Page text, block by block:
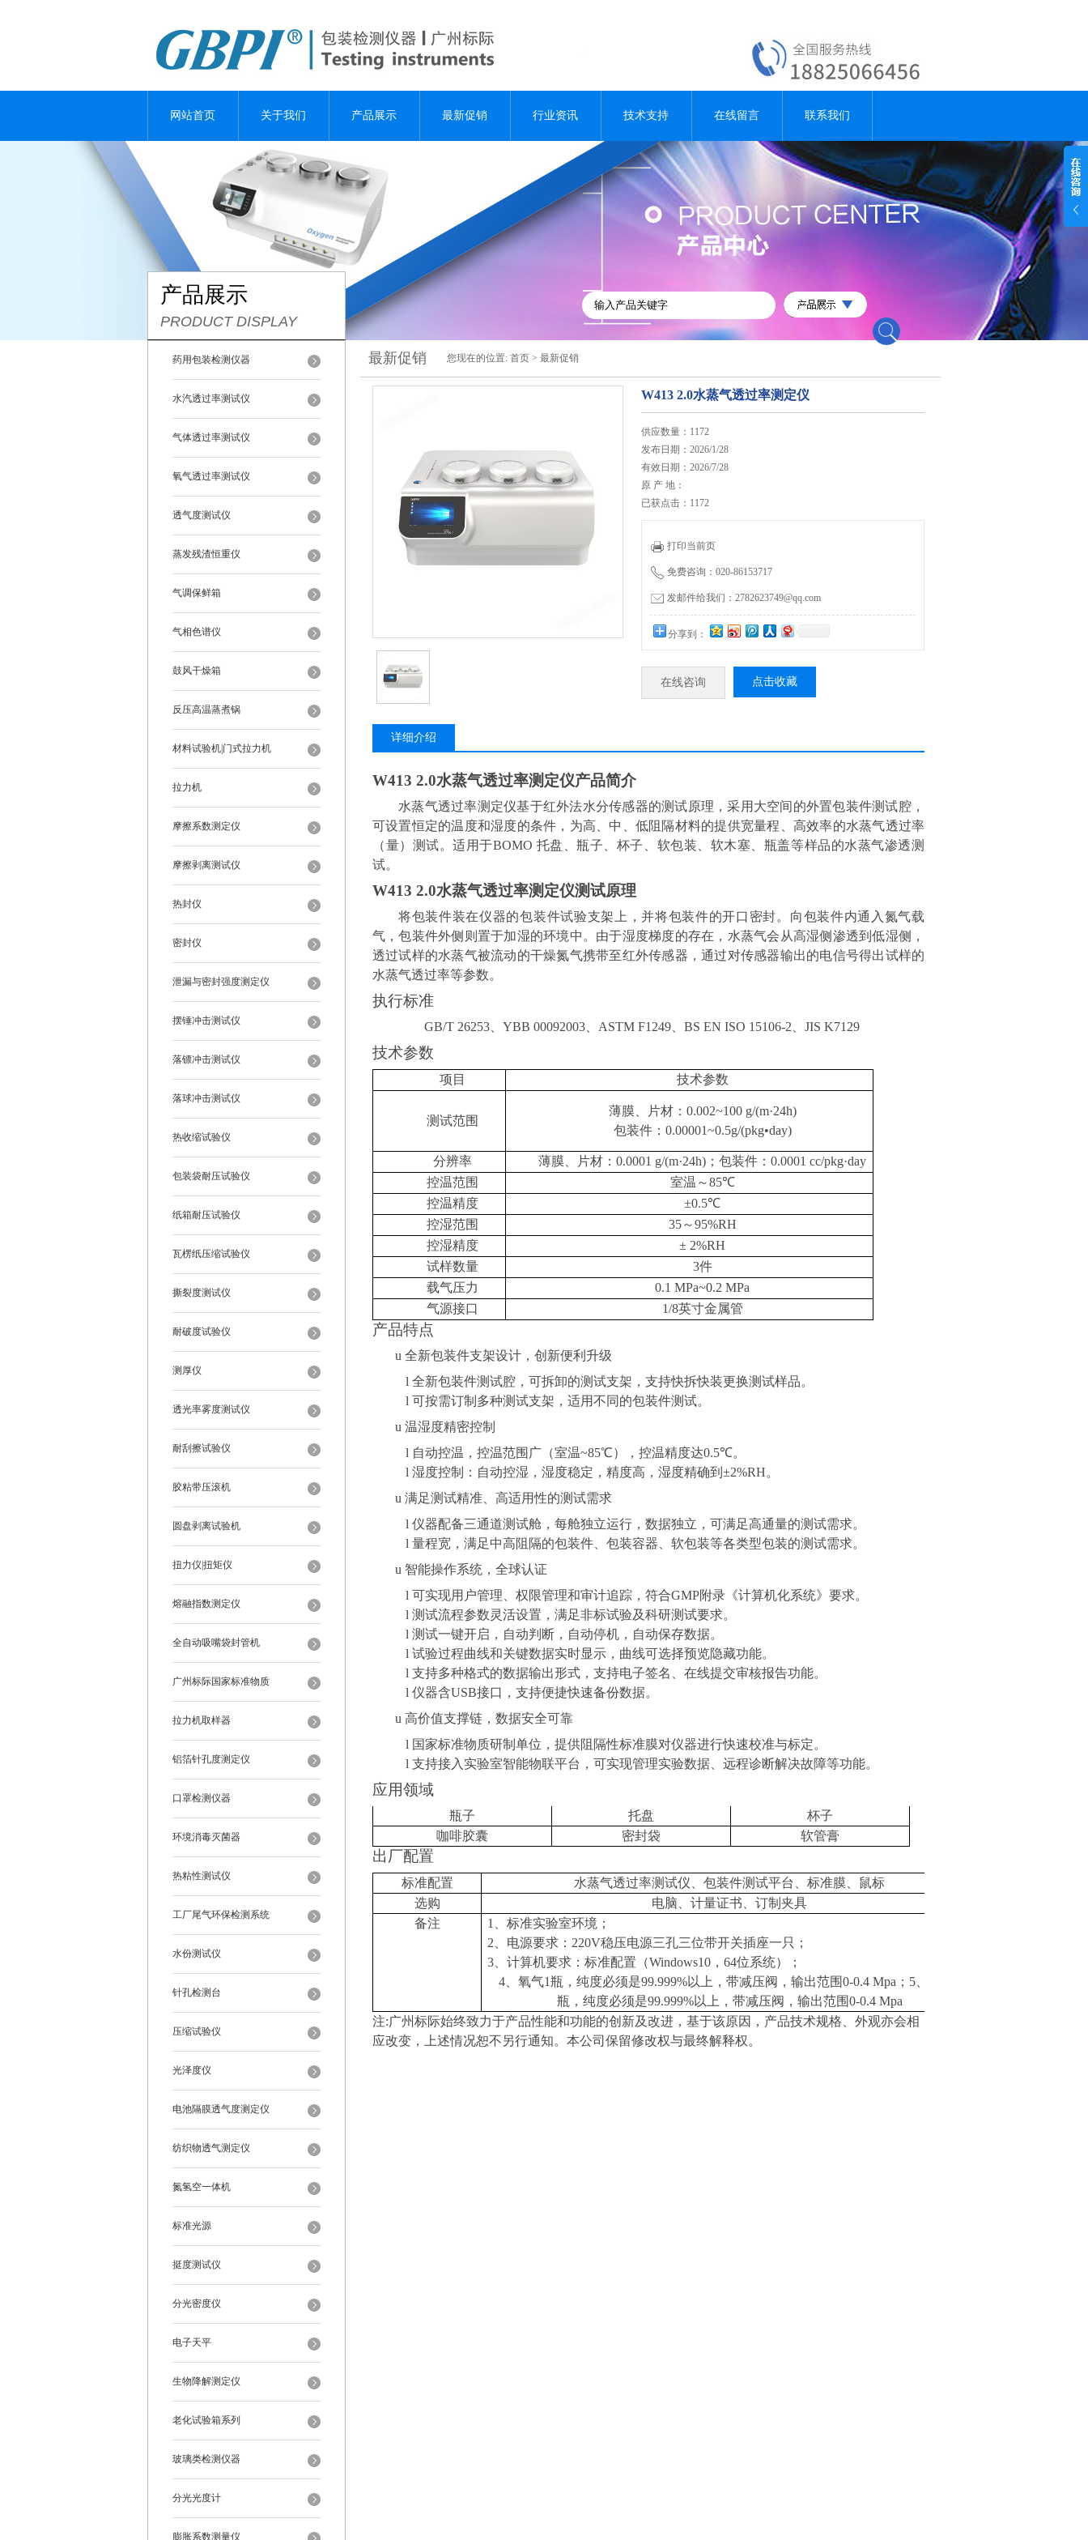
网站首页 关于我们 产品展示 最新促销 行业资讯 技术支持 在线留言 联系我们
产品展示
PRODUCT DISPLAY
药用包装检测仪器
水汽透过率测试仪
气体透过率测试仪
氧气透过率测试仪
透气度测试仪
蒸发残渣恒重仪
气调保鲜箱
气相色谱仪
鼓风干燥箱
反压高温蒸煮锅
材料试验机|门式拉力机
拉力机
摩擦系数测定仪
摩擦剥离测试仪
热封仪
密封仪
泄漏与密封强度测定仪
摆锤冲击测试仪
落镖冲击测试仪
落球冲击测试仪
热收缩试验仪
包装袋耐压试验仪
纸箱耐压试验仪
瓦楞纸压缩试验仪
撕裂度测试仪
耐破度试验仪
测厚仪
透光率雾度测试仪
耐刮擦试验仪
胶粘带压滚机
圆盘剥离试验机
扭力仪|扭矩仪
熔融指数测定仪
全自动吸嘴袋封管机
广州标际国家标准物质
拉力机取样器
铝箔针孔度测定仪
口罩检测仪器
环境消毒灭菌器
热粘性测试仪
工厂尾气环保检测系统
水份测试仪
针孔检测台
压缩试验仪
光泽度仪
电池隔膜透气度测定仪
纺织物透气测定仪
氮氢空一体机
标准光源
挺度测试仪
分光密度仪
电子天平
生物降解测定仪
老化试验箱系列
玻璃类检测仪器
分光光度计
膨胀系数测量仪
最新促销 您现在的位置: 首页 > 最新促销
W413 2.0水蒸气透过率测定仪
供应数量：1172
发布日期：2026/1/28
有效日期：2026/7/28
原 产 地：
已获点击：1172
打印当前页
免费咨询：020-86153717
发邮件给我们：2782623749@qq.com
分享到：
在线咨询 点击收藏
详细介绍
W413 2.0水蒸气透过率测定仪产品简介
水蒸气透过率测定仪基于红外法水分传感器的测试原理，采用大空间的外置包装件测试腔，
可设置恒定的温度和湿度的条件，为高、中、低阻隔材料的提供宽量程、高效率的水蒸气透过率
（量）测试。适用于BOMO 托盘、瓶子、杯子、软包装、软木塞、瓶盖等样品的水蒸气渗透测
试。
W413 2.0水蒸气透过率测定仪测试原理
将包装件装在仪器的包装件试验支架上，并将包装件的开口密封。向包装件内通入氮气载
气，包装件外侧则置于加湿的环境中。由于湿度梯度的存在，水蒸气会从高湿侧渗透到低湿侧，
透过试样的水蒸气被流动的干燥氮气携带至红外传感器，通过对传感器输出的电信号得出试样的
水蒸气透过率等参数。
执行标准
GB/T 26253 YBB 00092003 ASTM F1249 BS EN ISO 15106-2 JIS K7129
技术参数
项目 技术参数
测试范围
薄膜、片材： 0.002~100 g/(m·24h)
包装件： 0.00001~0.5g/(pkg•day)
分辨率 薄膜、片材： 0.0001 g/(m·24h) ；包装件： 0.0001 cc/pkg·day
控温范围
室温～85℃
控温精度
±0.5℃
控湿范围
35～95%RH
控湿精度
± 2%RH
试样数量
3件
载气压力
0.1 MPa~0.2 MPa
气源接口
1/8英寸金属管
产品特点
u 全新包装件支架设计，创新便利升级
l 全新包装件测试腔，可拆卸的测试支架，支持快拆快装更换测试样品。
l 可按需订制多种测试支架，适用不同的包装件测试。
u 温湿度精密控制
l 自动控温，控温范围广（室温~85℃），控温精度达0.5℃。
l 湿度控制：自动控湿，湿度稳定，精度高，湿度精确到±2%RH。
u 满足测试精准、高适用性的测试需求
l 仪器配备三通道测试舱，每舱独立运行，数据独立，可满足高通量的测试需求。
l 量程宽，满足中高阻隔的包装件、包装容器、软包装等各类型包装的测试需求。
u 智能操作系统，全球认证
l 可实现用户管理、权限管理和审计追踪，符合GMP附录《计算机化系统》要求。
l 测试流程参数灵活设置，满足非标试验及科研测试要求。
l 测试一键开启，自动判断，自动停机，自动保存数据。
l 试验过程曲线和关键数据实时显示，曲线可选择预览隐藏功能。
l 支持多种格式的数据输出形式，支持电子签名、在线提交审核报告功能。
l 仪器含USB接口，支持便捷快速备份数据。
u 高价值支撑链，数据安全可靠
l 国家标准物质研制单位，提供阻隔性标准膜对仪器进行快速校准与标定。
l 支持接入实验室智能物联平台，可实现管理实验数据、远程诊断解决故障等功能。
应用领域
瓶子 托盘
杯子
咖啡胶囊
密封袋 软管膏
出厂配置
标准配置
水蒸气透过率测试仪、包装件测试平台、标准膜、鼠标
选购
电脑、计量证书、订制夹具
备注
1
、标准实验室环境；
2 、电源要求： 220V稳压电源三孔三位带开关插座一只；
3 、计算机要求：标准配置（Windows10 ， 64位系统）；
4、氧气1瓶，纯度必须是99.999%以上，带减压阀，输出范围0-0.4 Mpa ； 5、氮气
瓶，纯度必须是99.999%以上，带减压阀，输出范围0-0.4 Mpa
注:广州标际始终致力于产品性能和功能的创新及改进，基于该原因，产品技术规格、外观亦会相
应改变，上述情况恕不另行通知。本公司保留修改权与最终解释权。